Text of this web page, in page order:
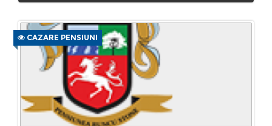
CAZARE PENSIUNI